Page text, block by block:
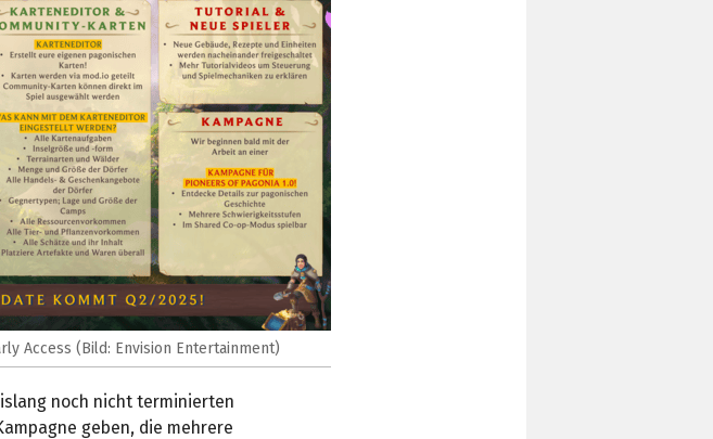
Access (Bild: Envision Entertainment)
noch nicht terminierten
geben, die mehrere